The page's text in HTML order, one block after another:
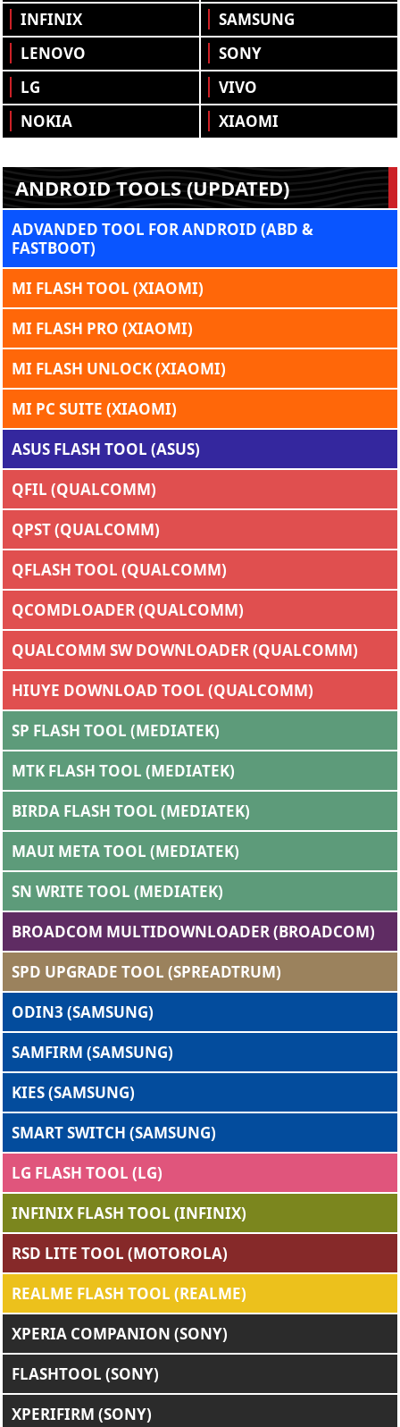
INFINIX
LENOVO
LG
NOKIA
SAMSUNG
SONY
VIVO
XIAOMI
ANDROID TOOLS (UPDATED)
ADVANDED TOOL FOR ANDROID (ABD &
FASTBOOT)
MI FLASH TOOL (XIAOMI)
MI FLASH PRO (XIAOMI)
MI FLASH UNLOCK (XIAOMI)
MI PC SUITE (XIAOMI)
ASUS FLASH TOOL (ASUS)
QFIL (QUALCOMM)
QPST (QUALCOMM)
QFLASH TOOL (QUALCOMM)
QCOMDLOADER (QUALCOMM)
QUALCOMM SW DOWNLOADER (QUALCOMM)
HIUYE DOWNLOAD TOOL (QUALCOMM)
SP FLASH TOOL (MEDIATEK)
MTK FLASH TOOL (MEDIATEK)
BIRDA FLASH TOOL (MEDIATEK)
MAUI META TOOL (MEDIATEK)
SN WRITE TOOL (MEDIATEK)
BROADCOM MULTIDOWNLOADER (BROADCOM)
SPD UPGRADE TOOL (SPREADTRUM)
ODIN3 (SAMSUNG)
SAMFIRM (SAMSUNG)
KIES (SAMSUNG)
SMART SWITCH (SAMSUNG)
LG FLASH TOOL (LG)
INFINIX FLASH TOOL (INFINIX)
RSD LITE TOOL (MOTOROLA)
REALME FLASH TOOL (REALME)
XPERIA COMPANION (SONY)
FLASHTOOL (SONY)
XPERIFIRM (SONY)